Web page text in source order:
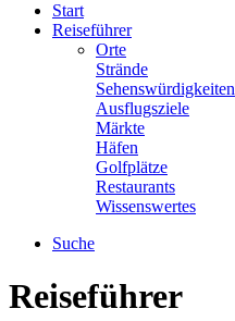
Start
Reiseführer
Orte
Strände
Sehenswürdigkeiten
Ausflugsziele
Märkte
Häfen
Golfplätze
Restaurants
Wissenswertes
Suche
Reiseführer